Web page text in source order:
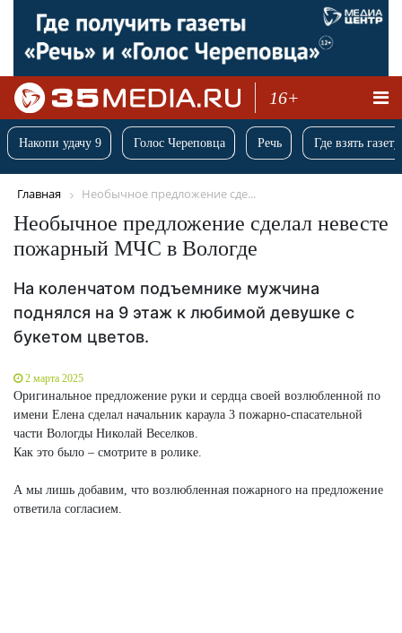
16+
Накопи удачу 9 Голос Череповца Речь Где взять
Главная Необычное предложение сде...
Необычное предложение сделал невесте
пожарный МЧС в Вологде
На коленчатом подъемнике мужчина
поднялся на 9 этаж к любимой девушке с
букетом цветов.
2 марта 2025
Оригинальное предложение руки и сердца своей возлюбленной по
имени Елена сделал начальник караула 3 пожарно-спасательной
части Вологды Николай Веселков.
Как это было – смотрите в ролике.
А мы лишь добавим, что возлюбленная пожарного на предложение
ответила согласием.